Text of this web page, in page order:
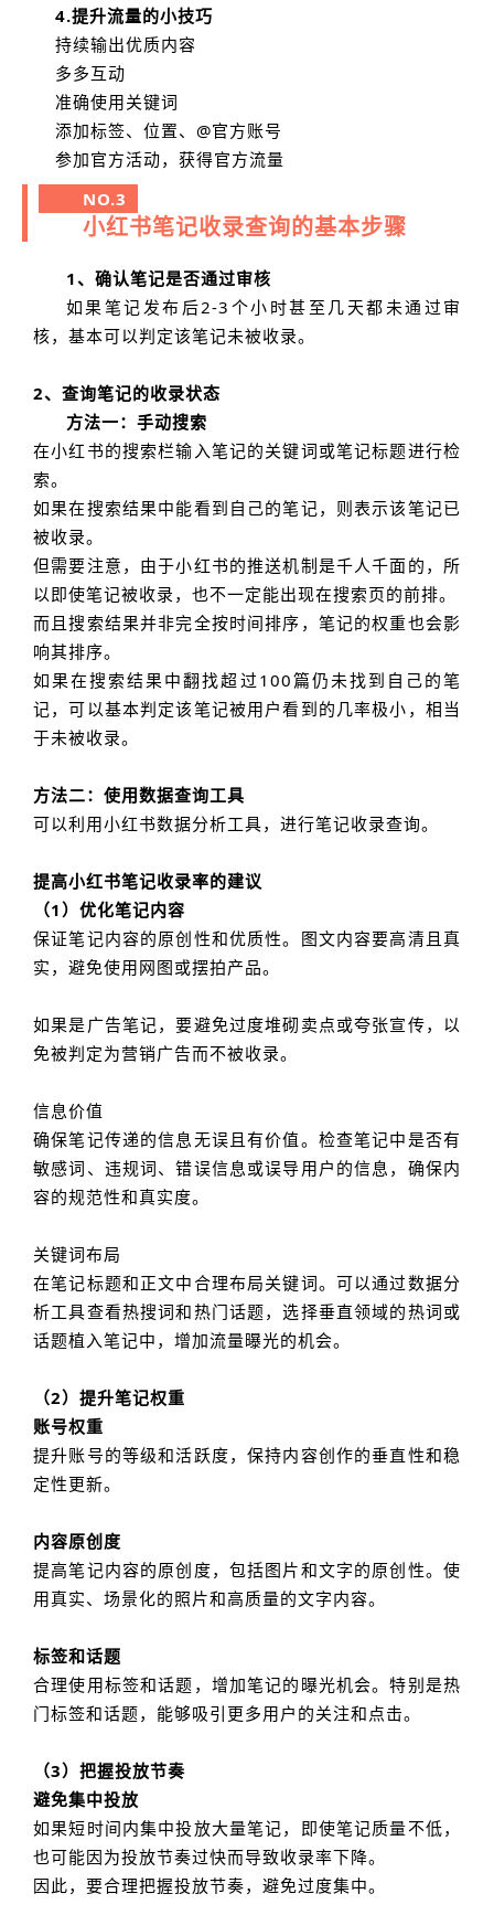
4.提升流量的小技巧
持续输出优质内容
多多互动
准确使用关键词
添加标签、位置、@官方账号
参加官方活动，获得官方流量
NO.3
小红书笔记收录查询的基本步骤
1、确认笔记是否通过审核
如果笔记发布后2-3个小时甚至几天都未通过审
核，基本可以判定该笔记未被收录。
2、查询笔记的收录状态
方法一：手动搜索
在小红书的搜索栏输入笔记的关键词或笔记标题进行检
索。
如果在搜索结果中能看到自己的笔记，则表示该笔记已
被收录。
但需要注意，由于小红书的推送机制是千人千面的，所
以即使笔记被收录，也不一定能出现在搜索页的前排。
而且搜索结果并非完全按时间排序，笔记的权重也会影
响其排序。
如果在搜索结果中翻找超过100篇仍未找到自己的笔
记，可以基本判定该笔记被用户看到的几率极小，相当
于未被收录。
方法二：使用数据查询工具
可以利用小红书数据分析工具，进行笔记收录查询。
提高小红书笔记收录率的建议
（1）优化笔记内容
保证笔记内容的原创性和优质性。图文内容要高清且真
实，避免使用网图或摆拍产品。
如果是广告笔记，要避免过度堆砌卖点或夸张宣传，以
免被判定为营销广告而不被收录。
信息价值
确保笔记传递的信息无误且有价值。检查笔记中是否有
敏感词、违规词、错误信息或误导用户的信息，确保内
容的规范性和真实度。
关键词布局
在笔记标题和正文中合理布局关键词。可以通过数据分
析工具查看热搜词和热门话题，选择垂直领域的热词或
话题植入笔记中，增加流量曝光的机会。
（2）提升笔记权重
账号权重
提升账号的等级和活跃度，保持内容创作的垂直性和稳
定性更新。
内容原创度
提高笔记内容的原创度，包括图片和文字的原创性。使
用真实、场景化的照片和高质量的文字内容。
标签和话题
合理使用标签和话题，增加笔记的曝光机会。特别是热
门标签和话题，能够吸引更多用户的关注和点击。
（3）把握投放节奏
避免集中投放
如果短时间内集中投放大量笔记，即使笔记质量不低，
也可能因为投放节奏过快而导致收录率下降。
因此，要合理把握投放节奏，避免过度集中。